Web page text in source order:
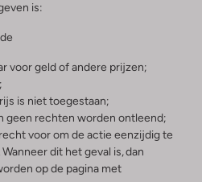
is:
voor geld of andere prijzen;
is niet toegestaan;
geen rechten worden ontleend;
voor om de actie eenzijdig te
dit het geval is, dan
op de pagina met